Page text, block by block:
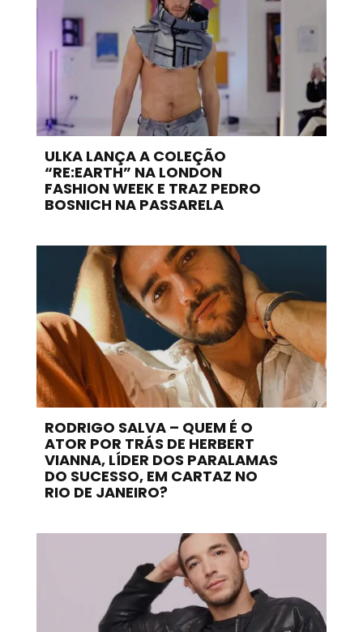
ULKA LANÇA A COLEÇÃO
“RE:EARTH” NA LONDON
FASHION WEEK E TRAZ PEDRO
BOSNICH NA PASSARELA
RODRIGO SALVA – QUEM É O
ATOR POR TRÁS DE HERBERT
VIANNA, LÍDER DOS PARALAMAS
DO SUCESSO, EM CARTAZ NO
RIO DE JANEIRO?